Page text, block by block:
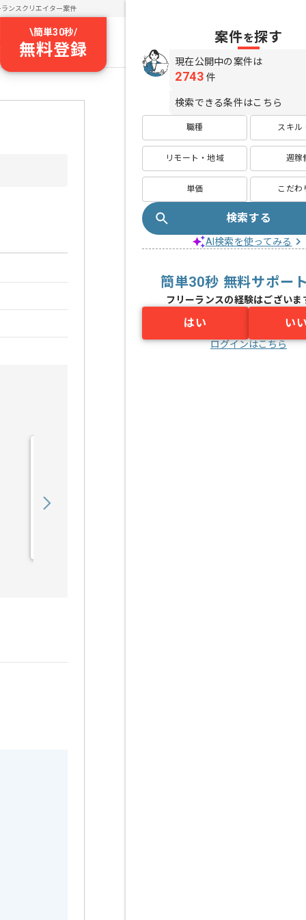
ランスクリエイター案件
\簡単30秒/
無料登録
案件を探す
現在公開中の案件は
2743 件
検索できる条件はこちら
職種 スキル
リモート・地域 週稼
単価 こだわ
検索する
AI検索を使ってみる
簡単30秒 無料サポー
フリーランスの経験はございま
はい い
ログインはこちら